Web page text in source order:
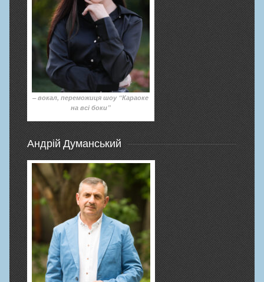
– вокал, переможиця шоу “Караоке
на всі боки”
Андрій Думанський